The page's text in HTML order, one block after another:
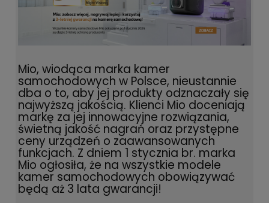
Mio, wiodąca marka kamer
samochodowych w Polsce, nieustannie
dba o to, aby jej produkty odznaczały się
najwyższą jakością. Klienci Mio doceniają
markę za jej innowacyjne rozwiązania,
świetną jakość nagrań oraz przystępne
ceny urządzeń o zaawansowanych
funkcjach. Z dniem 1 stycznia br. marka
Mio ogłosiła, że na wszystkie modele
kamer samochodowych obowiązywać
będą aż 3 lata gwarancji!